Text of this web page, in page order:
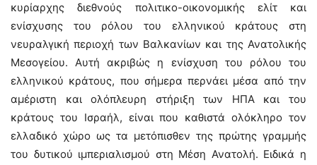
κυρίαρχης διεθνούς πολιτικο-οικονομικής ελίτ και
ενίσχυσης του ρόλου του ελληνικού κράτους στη
νευραλγική περιοχή των Βαλκανίων και της Ανατολικής
Μεσογείου. Αυτή ακριβώς η ενίσχυση του ρόλου του
ελληνικού κράτους, που σήμερα περνάει μέσα από την
αμέριστη και ολόπλευρη στήριξη των ΗΠΑ και του
κράτους του Ισραήλ, είναι που καθιστά ολόκληρο τον
ελλαδικό χώρο ως τα μετόπισθεν της πρώτης γραμμής
του δυτικού ιμπεριαλισμού στη Μέση Ανατολή. Ειδικά η